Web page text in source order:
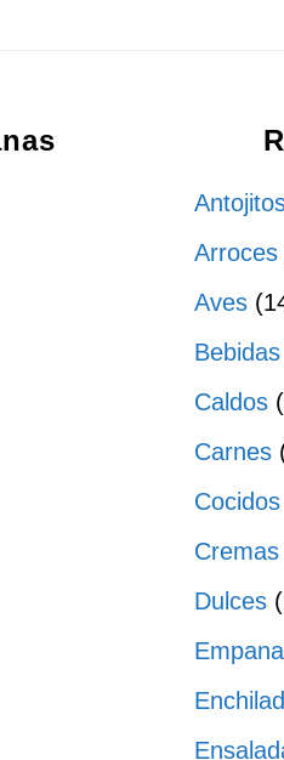
Arroces
Aves
Bebidas
Caldos
Carnes
Cocidos
Cremas
Dulces